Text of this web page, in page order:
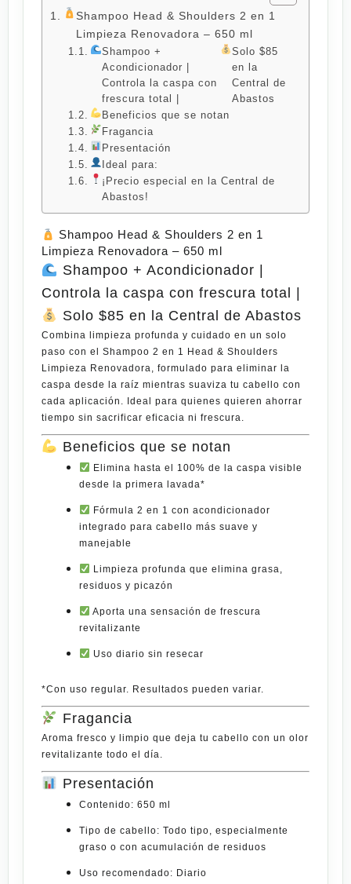
Shampoo Head & Shoulders 2 en 1
Limpieza Renovadora – 650 ml
Shampoo +
Acondicionador |
Controla la caspa con
frescura total |
Solo $85
en la
Central de
Abastos
Beneficios que se notan
Fragancia
Presentación
Ideal para:
¡Precio especial en la Central de
Abastos!
Shampoo Head & Shoulders 2 en 1
Limpieza Renovadora – 650 ml
Shampoo + Acondicionador |
Controla la caspa con frescura total |
Solo $85 en la Central de Abastos
Combina limpieza profunda y cuidado en un solo
paso con el Shampoo 2 en 1 Head & Shoulders
Limpieza Renovadora, formulado para eliminar la
caspa desde la raíz mientras suaviza tu cabello con
cada aplicación. Ideal para quienes quieren ahorrar
tiempo sin sacrificar eficacia ni frescura.
Beneficios que se notan
Elimina hasta el 100% de la caspa visible
desde la primera lavada*
Fórmula 2 en 1 con acondicionador
integrado para cabello más suave y
manejable
Limpieza profunda que elimina grasa,
residuos y picazón
Aporta una sensación de frescura
revitalizante
Uso diario sin resecar
*Con uso regular. Resultados pueden variar.
Fragancia
Aroma fresco y limpio que deja tu cabello con un olor
revitalizante todo el día.
Presentación
Contenido: 650 ml
Tipo de cabello: Todo tipo, especialmente
graso o con acumulación de residuos
Uso recomendado: Diario